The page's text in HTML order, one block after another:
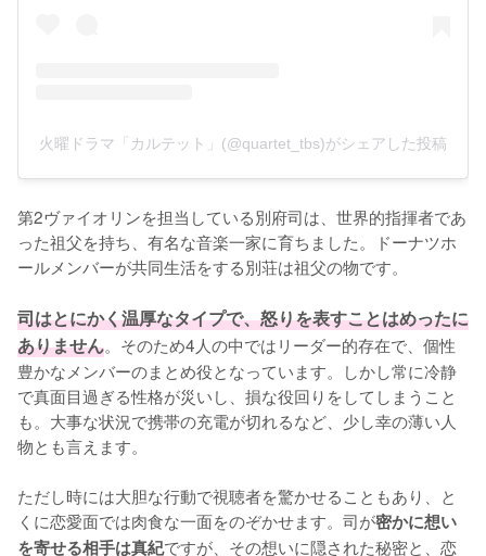
火曜ドラマ「カルテット」(@quartet_tbs)がシェアした投稿
第2ヴァイオリンを担当している別府司は、世界的指揮者であ
った祖父を持ち、有名な音楽一家に育ちました。ドーナツホ
ールメンバーが共同生活をする別荘は祖父の物です。
司はとにかく温厚なタイプで、怒りを表すことはめったに
ありません。そのため4人の中ではリーダー的存在で、個性
豊かなメンバーのまとめ役となっています。しかし常に冷静
で真面目過ぎる性格が災いし、損な役回りをしてしまうこと
も。大事な状況で携帯の充電が切れるなど、少し幸の薄い人
物とも言えます。
ただし時には大胆な行動で視聴者を驚かせることもあり、と
くに恋愛面では肉食な一面をのぞかせます。司が密かに想い
を寄せる相手は真紀ですが、その想いに隠された秘密と、恋